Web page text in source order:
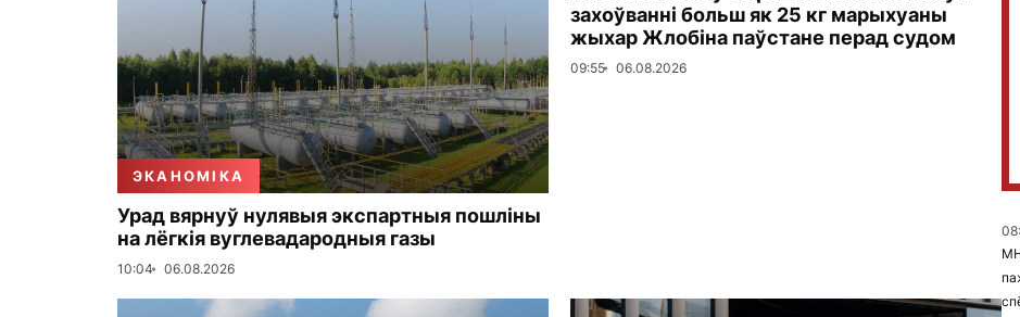
ЭКАНОМІКА
Урад вярнуў нулявыя экспартныя пошліны
на лёгкія вуглевадародныя газы
10:04 06.08.2026
захоўванні больш як 25 кг марыхуаны
жыхар Жлобіна паўстане перад судом
09:55 06.08.2026